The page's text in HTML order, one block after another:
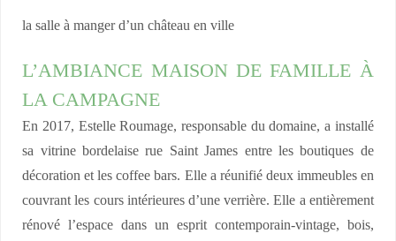
la salle à manger d’un château en ville
L’AMBIANCE MAISON DE FAMILLE À
LA CAMPAGNE
En 2017, Estelle Roumage, responsable du domaine, a installé
sa vitrine bordelaise rue Saint James entre les boutiques de
décoration et les coffee bars. Elle a réunifié deux immeubles en
couvrant les cours intérieures d’une verrière. Elle a entièrement
rénové l’espace dans un esprit contemporain-vintage, bois,